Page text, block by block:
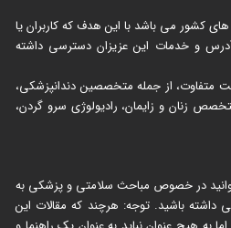
کشور می باشد با این هدف که کاربران یا
و خدمات این عزیزان دسترسی داشته
متفاوت، از جمله متخصصین دندانپزشکی،
زنان و زایمان، رادیولوژی سرو گردن،
و سلامتی از مطب ۳۶۵ شما می توانید در خصوص مباحث سلامتی و پزشکی به
باشید. توجه: هرچند که مقالات این